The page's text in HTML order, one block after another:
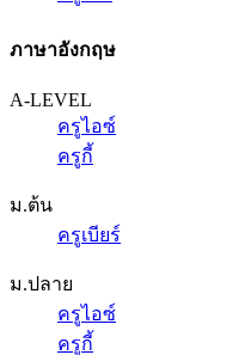
ภาษาอังกฤษ
A-LEVEL
ครูไอซ์
ครูกี้
ม.ต้น
ครูเบียร์
ม.ปลาย
ครูไอซ์
ครูกี้